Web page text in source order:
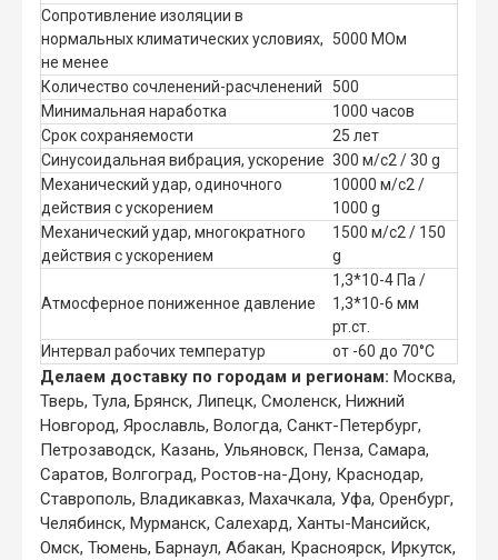
Сопротивление изоляции в
нормальных климатических условиях,
не менее
5000 МОм
Количество сочленений-расчленений
500
Минимальная наработка
1000 часов
Срок сохраняемости
25 лет
Синусоидальная вибрация, ускорение 300 м/с2 / 30 g
Механический удар, одиночного
действия с ускорением
10000 м/с2 /
1000 g
Механический удар, многократного
действия с ускорением
1500 м/с2 / 150
g
Атмосферное пониженное давление
1,3*10-4 Па /
1,3*10-6 мм
рт.ст.
Интервал рабочих температур
от -60 до 70°С
Делаем доставку по городам и регионам: Москва,
Тверь, Тула, Брянск, Липецк, Смоленск, Нижний
Новгород, Ярославль, Вологда, Санкт-Петербург,
Петрозаводск, Казань, Ульяновск, Пенза, Самара,
Саратов, Волгоград, Ростов-на-Дону, Краснодар,
Ставрополь, Владикавказ, Махачкала, Уфа, Оренбург,
Челябинск, Мурманск, Салехард, Ханты-Мансийск,
Омск, Тюмень, Барнаул, Абакан, Красноярск, Иркутск,